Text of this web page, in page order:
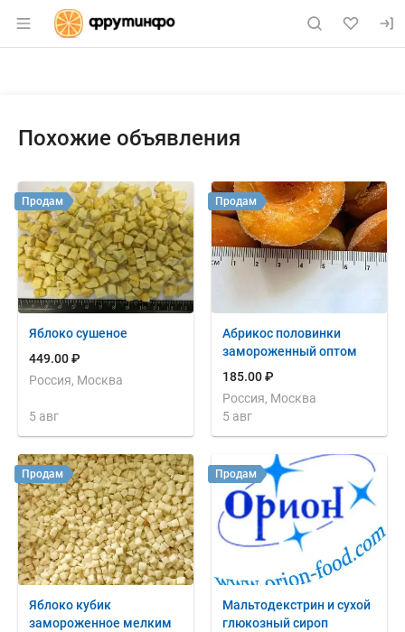
Раздел навигации по сайту fruitinfo.ru
Похожие объявления
Яблоко сушеное
449.00 ₽
Россия, Москва
5 авг
Продам
Абрикос половинки
замороженный оптом
185.00 ₽
Россия, Москва
5 авг
Продам
Яблоко кубик
замороженное мелким
Продам
Мальтодекстрин и сухой
глюкозный сироп
Продам